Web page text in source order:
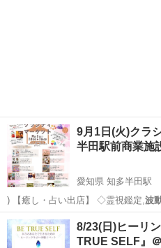
9月1日(火)クラ
半田駅前商業施
愛知県 知多半田駅
) 【癒し・占い出店】 ◇霊視鑑定,波
佳） ◆リン…
愛知 半田市 知多半田駅
8/23(日)ヒーリ
TRUE SELF』